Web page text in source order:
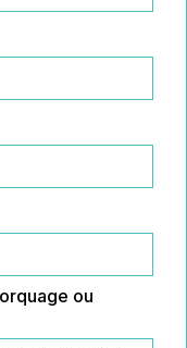
ou